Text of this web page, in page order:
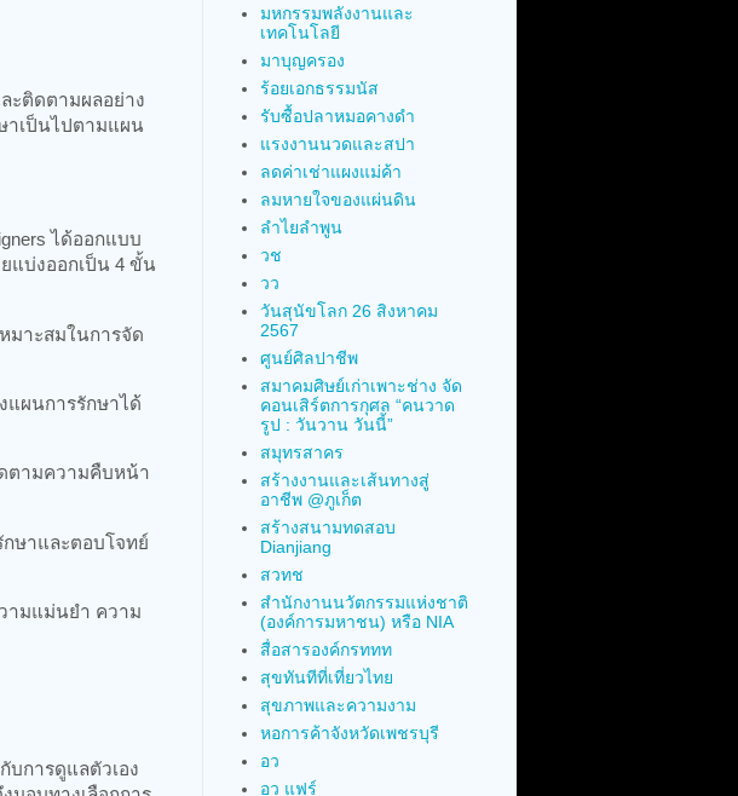
ะติดตามผลอย่าง
าเป็นไปตามแผน
ได้ออกแบบ
แบ่งออกเป็น 4 ขั้น
มาะสมในการจัด
แผนการรักษาได้
ตามความคืบหน้า
ษาและตอบโจทย์
ามแม่นยำ ความ
บการดูแลตัวเอง
มหกรรมพลังงานและ
เทคโนโลยี
มาบุญครอง
ร้อยเอกธรรมนัส
รับซื้อปลาหมอคางดำ
แรงงานนวดและสปา
ลดค่าเช่าแผงแม่ค้า
ลมหายใจของแผ่นดิน
ลำไยลำพูน
วช
วว
วันสุนัขโลก 26 สิงหาคม
2567
ศูนย์ศิลปาชีพ
สมาคมศิษย์เก่าเพาะช่าง จัด
คอนเสิร์ตการกุศล “คนวาด
รูป : วันวาน วันนี้”
สมุทรสาคร
สร้างงานและเส้นทางสู่
อาชีพ @ภูเก็ต
สร้างสนามทดสอบ
Dianjiang
สวทช
สำนักงานนวัตกรรมแห่งชาติ
(องค์การมหาชน) หรือ NIA
สื่อสารองค์กรททท
สุขทันทีที่เที่ยวไทย
สุขภาพและความงาม
หอการค้าจังหวัดเพชรบุรี
อว
อว แฟร์